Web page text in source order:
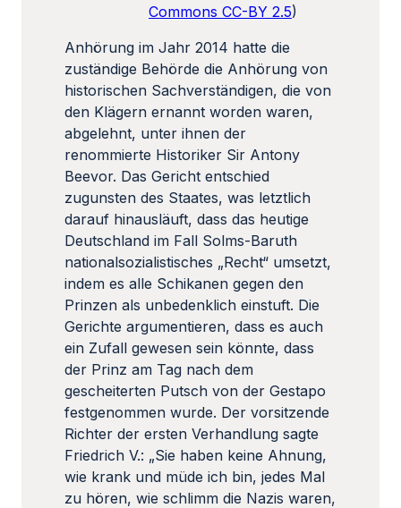
Commons CC-BY 2.5)
Anhörung im Jahr 2014 hatte die
zuständige Behörde die Anhörung von
historischen Sachverständigen, die von
den Klägern ernannt worden waren,
abgelehnt, unter ihnen der
renommierte Historiker Sir Antony
Beevor. Das Gericht entschied
zugunsten des Staates, was letztlich
darauf hinausläuft, dass das heutige
Deutschland im Fall Solms-Baruth
nationalsozialistisches „Recht“ umsetzt,
indem es alle Schikanen gegen den
Prinzen als unbedenklich einstuft. Die
Gerichte argumentieren, dass es auch
ein Zufall gewesen sein könnte, dass
der Prinz am Tag nach dem
gescheiterten Putsch von der Gestapo
festgenommen wurde. Der vorsitzende
Richter der ersten Verhandlung sagte
Friedrich V.: „Sie haben keine Ahnung,
wie krank und müde ich bin, jedes Mal
zu hören, wie schlimm die Nazis waren,